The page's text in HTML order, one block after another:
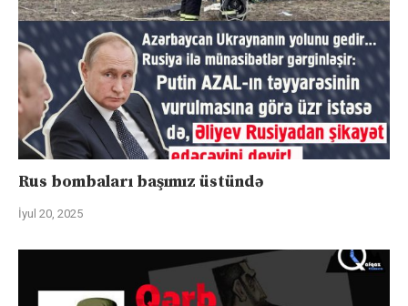
Rus bombaları başımız üstündə
İyul 20, 2025